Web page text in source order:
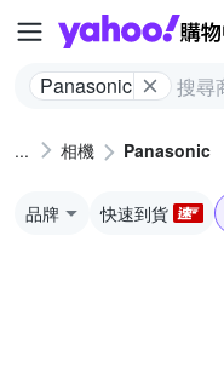
Panasonic
相機 Panasonic
品牌 快速到貨